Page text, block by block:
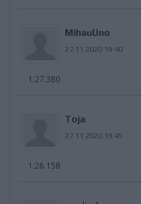
MihauUno
27.11.2020 19:40
1:27.380
Toja
27.11.2020 19:45
1:26.158